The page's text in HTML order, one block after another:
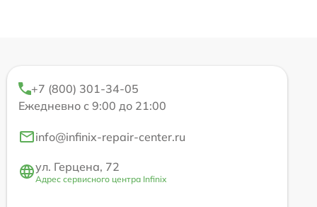
+7 (800) 301-34-05
Ежедневно с 9:00 до 21:00
info@infinix-repair-center.ru
ул. Герцена, 72
Адрес сервисного центра Infinix